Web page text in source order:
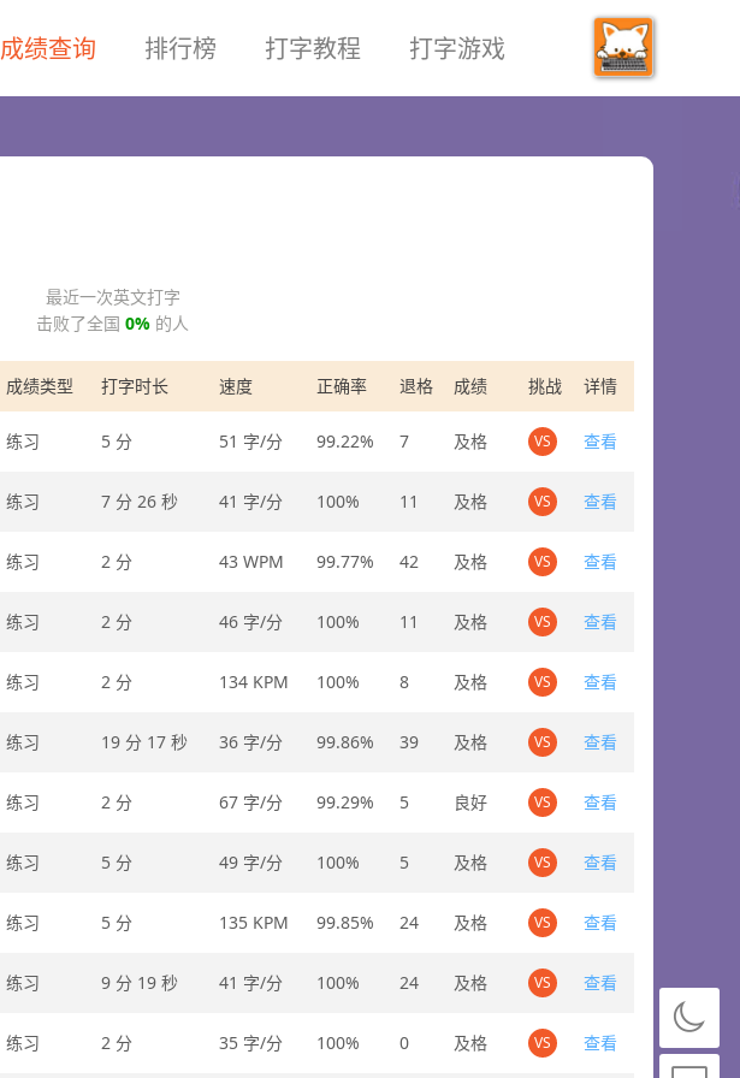
成绩查询 排行榜 打字教程 打字游戏
最近一次英文打字
击败了全国 0% 的人
成绩类型 打字时长 速度 正确率 退格 成绩 挑战 详情
练习 5 分 51 字/分 99.22% 7 及格 VS 查看
练习 7 分 26 秒 41 字/分 100% 11 及格 VS 查看
练习 2 分 43 WPM 99.77% 42 及格 VS 查看
练习 2 分 46 字/分 100% 11 及格 VS 查看
练习 2 分 134 KPM 100% 8 及格 VS 查看
练习 19 分 17 秒 36 字/分 99.86% 39 及格 VS 查看
练习 2 分 67 字/分 99.29% 5 良好 VS 查看
练习 5 分 49 字/分 100% 5 及格 VS 查看
练习 5 分 135 KPM 99.85% 24 及格 VS 查看
练习 9 分 19 秒 41 字/分 100% 24 及格 VS 查看
练习 2 分 35 字/分 100% 0 及格 VS 查看